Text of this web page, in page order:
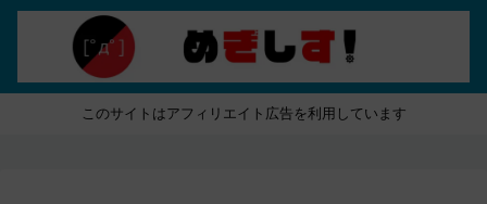
このサイトはアフィリエイト広告を利用しています